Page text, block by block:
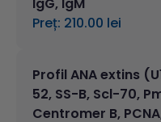
IgG, IgM
Preț: 210.00 lei
Profil ANA extins
52, SS-B, Scl-70,
Centromer B,